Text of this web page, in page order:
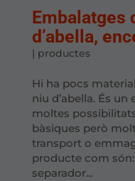
Embalatges
d’abella,
| productes
Hi ha pocs
niu d’abella. És
moltes
bàsiques però
transport o
producte com
separador...